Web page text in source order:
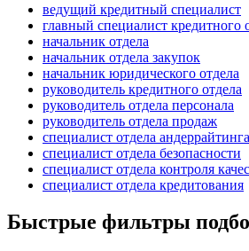
ведущий кредитный специалист
главный специалист кредитного
начальник отдела
начальник отдела закупок
начальник юридического отдела
руководитель кредитного отдела
руководитель отдела персонала
руководитель отдела продаж
специалист отдела андеррайтинга
специалист отдела безопасности
специалист отдела контроля
специалист отдела кредитования
Быстрые фильтры